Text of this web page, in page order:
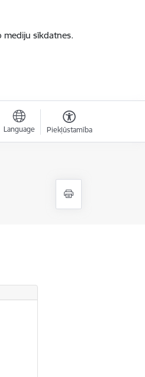
mediju sīkdatnes.
Language Piekļūstamība